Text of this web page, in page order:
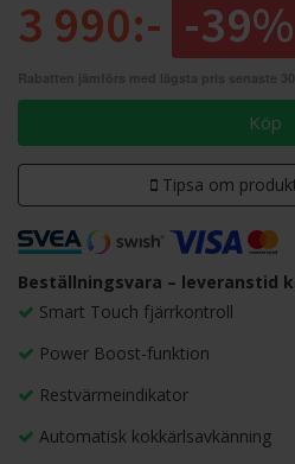
3 990:- -39%
Köp
Tipsa om
Beställningsvara – leveranstid
Smart Touch fjärrkontroll
Power Boost-funktion
Restvärmeindikator
Automatisk kokkärlsavkänning